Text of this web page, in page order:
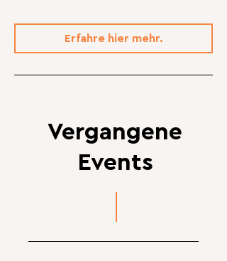
Erfahre hier mehr.
Vergangene
Events